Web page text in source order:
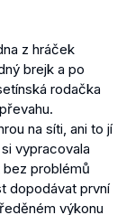
z hráček
brejk a po
rodačka
na síti, ani to jí
vypracovala
problémů
dopodávat první
výkonu